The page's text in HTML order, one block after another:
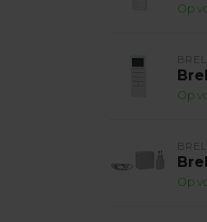
Op
BREL
Op
BREL
Op